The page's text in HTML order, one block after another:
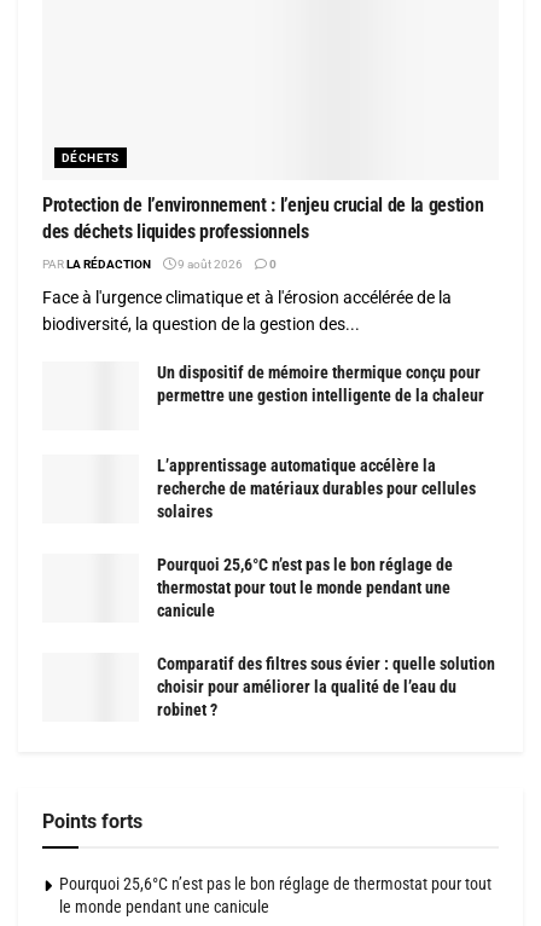
DÉCHETS
Protection de l’environnement : l’enjeu crucial de la gestion
des déchets liquides professionnels
PARLA RÉDACTION 9 août 2026 0
Face à l'urgence climatique et à l'érosion accélérée de la
biodiversité, la question de la gestion des...
Un dispositif de mémoire thermique conçu pour
permettre une gestion intelligente de la chaleur
L’apprentissage automatique accélère la
recherche de matériaux durables pour cellules
solaires
Pourquoi 25,6°C n’est pas le bon réglage de
thermostat pour tout le monde pendant une
canicule
Comparatif des filtres sous évier : quelle solution
choisir pour améliorer la qualité de l’eau du
robinet ?
Points forts
Pourquoi 25,6°C n’est pas le bon réglage de thermostat pour tout
le monde pendant une canicule